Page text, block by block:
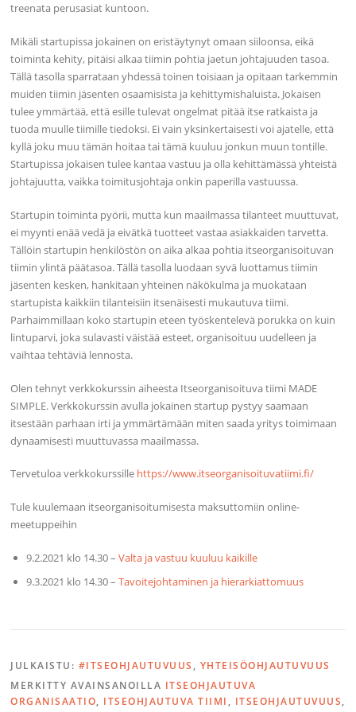
treenata perusasiat kuntoon.
Mikäli startupissa jokainen on eristäytynyt omaan siiloonsa, eikä
toiminta kehity, pitäisi alkaa tiimin pohtia jaetun johtajuuden tasoa.
Tällä tasolla sparrataan yhdessä toinen toisiaan ja opitaan tarkemmin
muiden tiimin jäsenten osaamisista ja kehittymishaluista. Jokaisen
tulee ymmärtää, että esille tulevat ongelmat pitää itse ratkaista ja
tuoda muulle tiimille tiedoksi. Ei vain yksinkertaisesti voi ajatelle, että
kyllä joku muu tämän hoitaa tai tämä kuuluu jonkun muun tontille.
Startupissa jokaisen tulee kantaa vastuu ja olla kehittämässä yhteistä
johtajuutta, vaikka toimitusjohtaja onkin paperilla vastuussa.
Startupin toiminta pyörii, mutta kun maailmassa tilanteet muuttuvat,
ei myynti enää vedä ja eivätkä tuotteet vastaa asiakkaiden tarvetta.
Tällöin startupin henkilöstön on aika alkaa pohtia itseorganisoituvan
tiimin ylintä päätasoa. Tällä tasolla luodaan syvä luottamus tiimin
jäsenten kesken, hankitaan yhteinen näkökulma ja muokataan
startupista kaikkiin tilanteisiin itsenäisesti mukautuva tiimi.
Parhaimmillaan koko startupin eteen työskentelevä porukka on kuin
lintuparvi, joka sulavasti väistää esteet, organisoituu uudelleen ja
vaihtaa tehtäviä lennosta.
Olen tehnyt verkkokurssin aiheesta Itseorganisoituva tiimi MADE
SIMPLE. Verkkokurssin avulla jokainen startup pystyy saamaan
itsestään parhaan irti ja ymmärtämään miten saada yritys toimimaan
dynaamisesti muuttuvassa maailmassa.
Tervetuloa verkkokurssille https://www.itseorganisoituvatiimi.fi/
Tule kuulemaan itseorganisoitumisesta maksuttomiin online-
meetuppeihin
9.2.2021 klo 14.30 –Valta ja vastuu kuuluu kaikille
9.3.2021 klo 14.30 –Tavoitejohtaminen ja hierarkiattomuus
JULKAISTU: #ITSEOHJAUTUVUUS , YHTEISÖOHJAUTUVUUS
MERKITTY AVAINSANOILLA ITSEOHJAUTUVA
ORGANISAATIO, ITSEOHJAUTUVA TIIMI , ITSEOHJAUTUVUUS,